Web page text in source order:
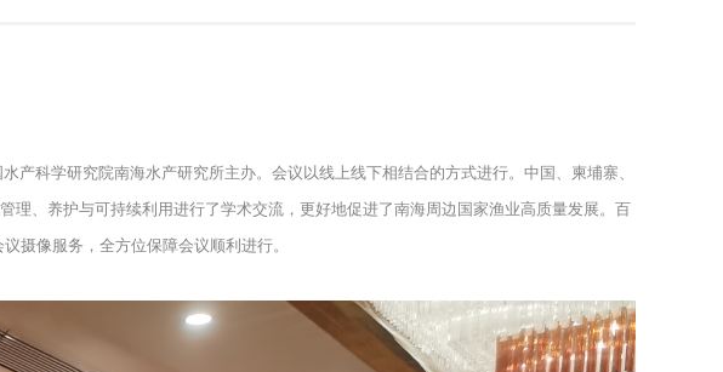
科学研究院南海水产研究所主办。会议以线上线下相结合的方式进行。中国、柬埔寨、
、养护与可持续利用进行了学术交流，更好地促进了南海周边国家渔业高质量发展。百
摄像服务，全方位保障会议顺利进行。